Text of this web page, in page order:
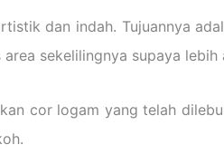
dan indah. Tujuannya
sekelilingnya supaya
cor logam yang telah